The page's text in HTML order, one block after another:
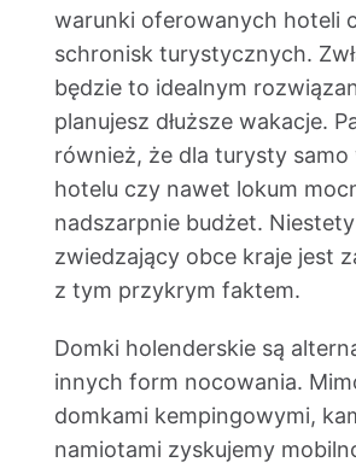
warunki oferowanych hoteli
schronisk turystycznych.
będzie to idealnym
planujesz dłuższe wakacje.
również, że dla turysty samo
hotelu czy nawet lokum
nadszarpnie budżet.
zwiedzający obce kraje jest
z tym przykrym faktem.
Domki holenderskie są
innych form nocowania.
domkami kempingowymi,
namiotami zyskujemy